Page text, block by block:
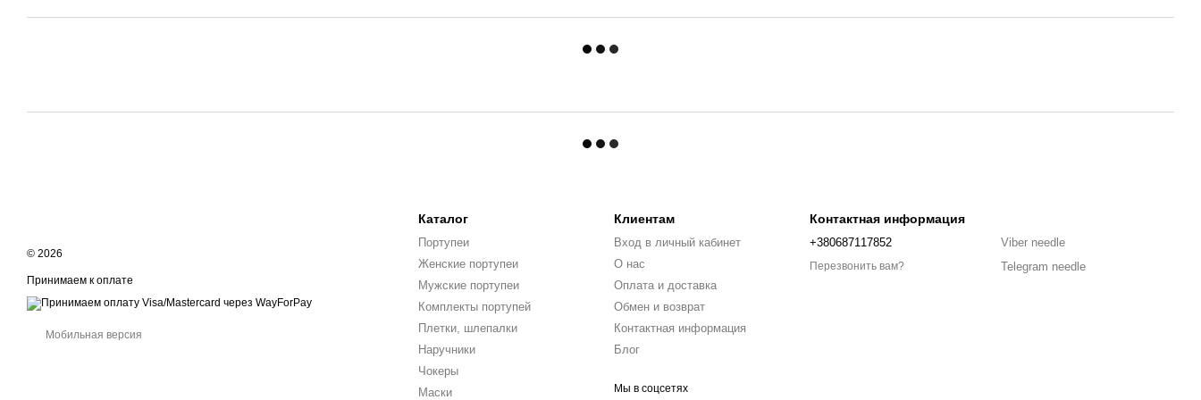
© 2026
Принимаем к оплате
Мобильная версия
Каталог
Портупеи
Женские портупеи
Мужские портупеи
Комплекты портупей
Плетки, шлепалки
Наручники
Чокеры
Маски
Клиентам
Вход в личный кабинет
О нас
Оплата и доставка
Обмен и возврат
Контактная информация
Блог
Мы в соцсетях
Контактная информация
+380687117852
Перезвонить вам?
Viber needle
Telegram needle